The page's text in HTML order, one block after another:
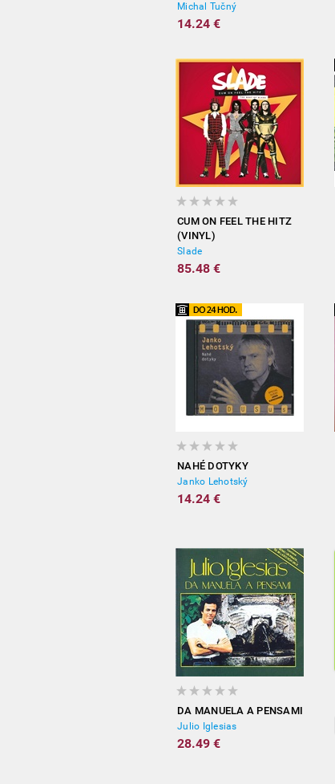
Michal Tučný
14.24 €
CUM ON FEEL THE HITZ
(VINYL)
Slade
85.48 €
NAHÉ DOTYKY
Janko Lehotský
14.24 €
DA MANUELA A PENSAMI
Julio Iglesias
28.49 €